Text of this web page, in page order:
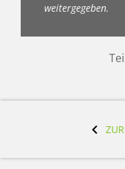
weitergegeben.